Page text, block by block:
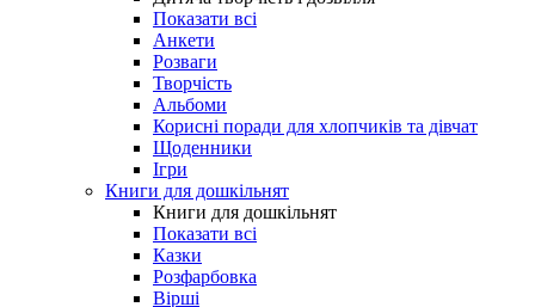
Показати всі
Анкети
Розваги
Творчість
Альбоми
Корисні поради для хлопчиків та дівчат
Щоденники
Ігри
Книги для дошкільнят
Книги для дошкільнят
Показати всі
Казки
Розфарбовка
Вірші